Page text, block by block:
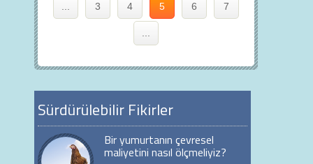
3 4 5 6 7
Sürdürülebilir Fikirler
Bir yumurtanın çevresel
maliyetini nasıl ölçmeliyiz?